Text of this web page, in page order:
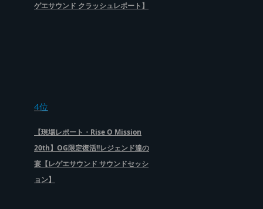
ゲエサウンド クラッシュレポート】
4位
【現場レポート・Rise O Mission
20th】OG限定復活!!レジェンド達の
宴【レゲエサウンド サウンドセッシ
ョン】